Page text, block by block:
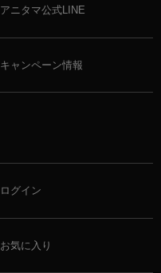
アニタマ公式LINE
キャンペーン情報
ログイン
お気に入り